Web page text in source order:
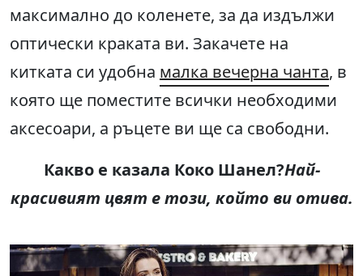
максимално до коленете, за да издължи
оптически краката ви. Закачете на
китката си удобна малка вечерна чанта, в
която ще поместите всички необходими
аксесоари, а ръцете ви ще са свободни.
Какво е казала Коко Шанел?Най-
красивият цвят е този, който ви отива.